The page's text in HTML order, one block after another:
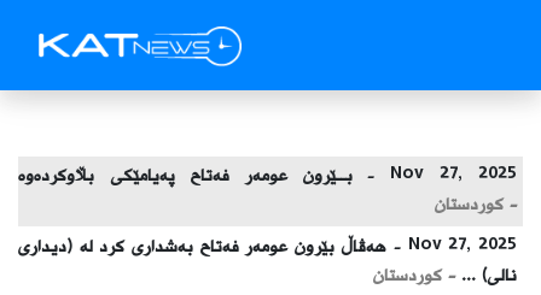
Nov 27, 2025 -
بــێرون عومەر فەتاح پەیامێکی بڵاوکردەوە
- كوردستان
Nov 27, 2025 -
هەڤاڵ بێرون عومەر فەتاح بەشداری کرد لە (دیداری
نالی) ... - كوردستان